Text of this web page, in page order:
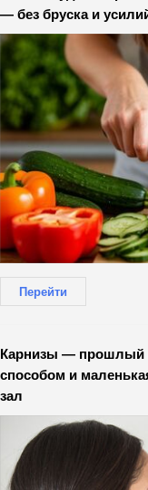
— без бруска и
Перейти
Карнизы — прошлый
способом и
зал